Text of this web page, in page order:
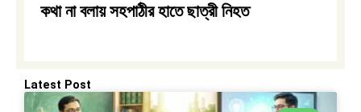
কথা না বলায় সহপাঠীর হাতে ছাত্রী নিহত
Latest Post